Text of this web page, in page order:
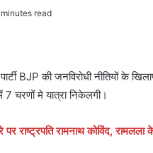
read
BJP की जनविरोधी नीतियों के
चरणों मे यात्रा निकेलगी।
राष्ट्रपति रामनाथ कोविंद, रामलला